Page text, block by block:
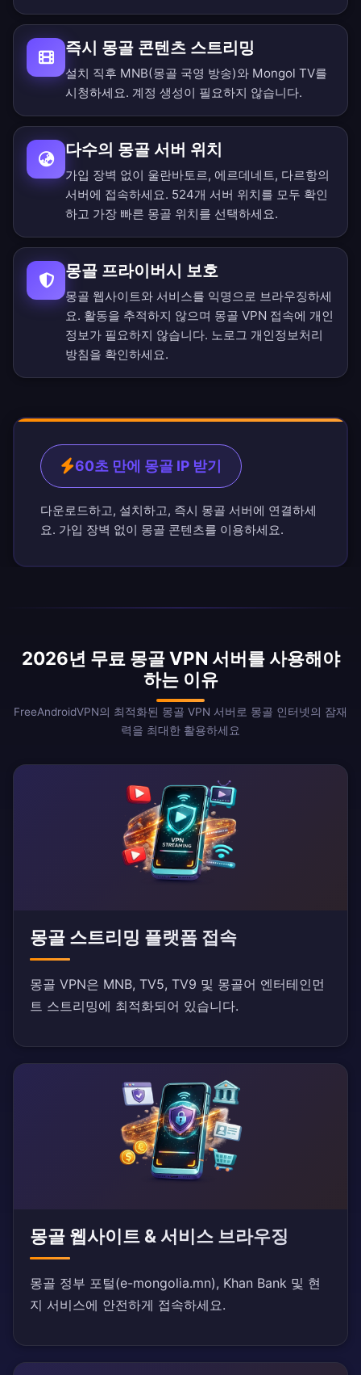
즉시 몽골 콘텐츠 스트리밍
설치 직후 MNB(몽골 국영 방송)와 Mongol TV를
시청하세요. 계정 생성이 필요하지 않습니다.
다수의 몽골 서버 위치
가입 장벽 없이 울란바토르, 에르데네트, 다르항의
서버에 접속하세요. 524개 서버 위치를 모두 확인
하고 가장 빠른 몽골 위치를 선택하세요.
몽골 프라이버시 보호
몽골 웹사이트와 서비스를 익명으로 브라우징하세
요. 활동을 추적하지 않으며 몽골 VPN 접속에 개인
정보가 필요하지 않습니다. 노로그 개인정보처리
방침을 확인하세요.
60초 만에 몽골 IP 받기
다운로드하고, 설치하고, 즉시 몽골 서버에 연결하세
요. 가입 장벽 없이 몽골 콘텐츠를 이용하세요.
2026년 무료 몽골 VPN 서버를 사용해야
하는 이유
FreeAndroidVPN의 최적화된 몽골 VPN 서버로 몽골 인터넷의 잠재
력을 최대한 활용하세요
몽골 스트리밍 플랫폼 접속
몽골 VPN은 MNB, TV5, TV9 및 몽골어 엔터테인먼
트 스트리밍에 최적화되어 있습니다.
몽골 웹사이트 & 서비스 브라우징
몽골 정부 포털(e-mongolia.mn), Khan Bank 및 현
지 서비스에 안전하게 접속하세요.